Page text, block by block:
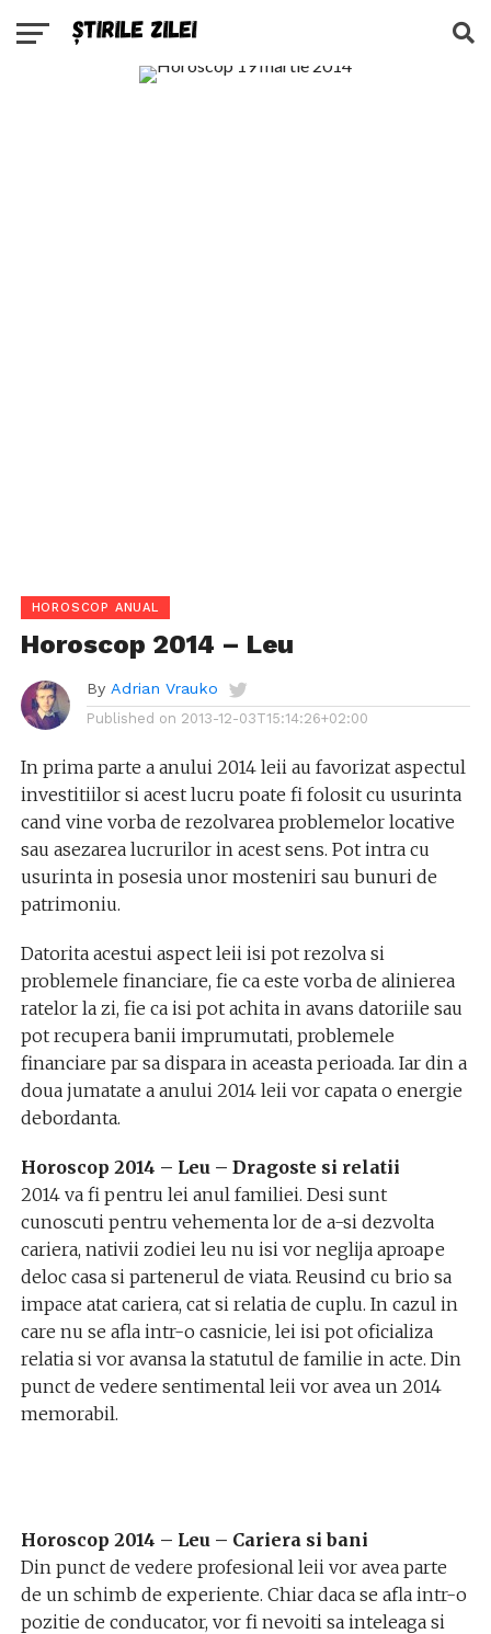
HOROSCOP ANUAL
Horoscop 2014 – Leu
By Adrian Vrauko
Published on 2013-12-03T15:14:26+02:00
In prima parte a anului 2014 leii au favorizat aspectul
investitiilor si acest lucru poate fi folosit cu usurinta
cand vine vorba de rezolvarea problemelor locative
sau asezarea lucrurilor in acest sens. Pot intra cu
usurinta in posesia unor mosteniri sau bunuri de
patrimoniu.
Datorita acestui aspect leii isi pot rezolva si
problemele financiare, fie ca este vorba de alinierea
ratelor la zi, fie ca isi pot achita in avans datoriile sau
pot recupera banii imprumutati, problemele
financiare par sa dispara in aceasta perioada. Iar din a
doua jumatate a anului 2014 leii vor capata o energie
debordanta.
Horoscop 2014 – Leu – Dragoste si relatii
2014 va fi pentru lei anul familiei. Desi sunt
cunoscuti pentru vehementa lor de a-si dezvolta
cariera, nativii zodiei leu nu isi vor neglija aproape
deloc casa si partenerul de viata. Reusind cu brio sa
impace atat cariera, cat si relatia de cuplu. In cazul in
care nu se afla intr-o casnicie, lei isi pot oficializa
relatia si vor avansa la statutul de familie in acte. Din
punct de vedere sentimental leii vor avea un 2014
memorabil.
Horoscop 2014 – Leu – Cariera si bani
Din punct de vedere profesional leii vor avea parte
de un schimb de experiente. Chiar daca se afla intr-o
pozitie de conducator, vor fi nevoiti sa inteleaga si